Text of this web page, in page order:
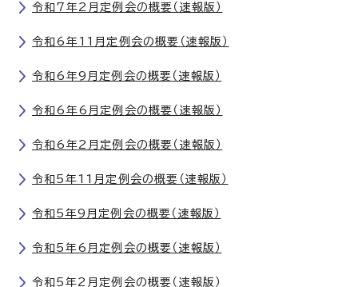
令和7年2月定例会の概要（速報版）
令和6年11月定例会の概要（速報版）
令和6年9月定例会の概要（速報版）
令和6年6月定例会の概要（速報版）
令和6年2月定例会の概要（速報版）
令和5年11月定例会の概要（速報版）
令和5年9月定例会の概要（速報版）
令和5年6月定例会の概要（速報版）
令和5年2月定例会の概要（速報版）